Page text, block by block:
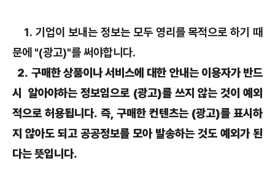
1. 기업이 보내는 정보는 모두 영리를 목적으로 하기 때
문에 "(광고)"를 써야합니다.
2. 구매한상품이나 서비스에 대한 안내는 이용자가 반드
시알아야하는 정보임으로 (광고)를 쓰지 않는 것이 예외
적으로 허용됩니다. 즉, 구매한 컨텐츠는 (광고)를 표시하
지 않아도 되고 공공정보를 모아 발송하는 것도 예외가 된
다는 뜻입니다.